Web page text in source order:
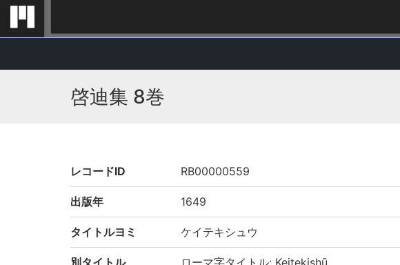
啓迪集 8巻
レコードID RB00000559
出版年 1649
タイトルヨミ ケイテキシュウ